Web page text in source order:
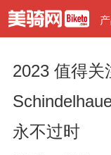
2023 值得关
永不过时